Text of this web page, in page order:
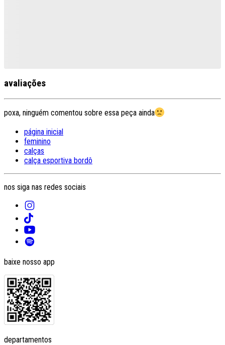
avaliações
poxa, ninguém comentou sobre essa peça ainda
página inicial
feminino
calças
calça esportiva bordô
nos siga nas redes sociais
baixe nosso app
departamentos